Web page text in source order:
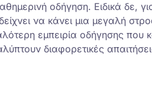
οδήγηση. Ειδικά δε,
να κάνει μια μεγαλή
εμπειρία οδήγησης που
διαφορετικές